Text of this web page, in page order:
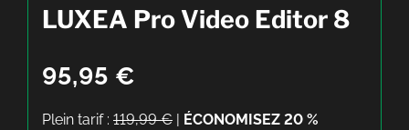
LUXEA Pro Video Editor 8
95,95 €
Plein tarif : 119,99 €| ÉCONOMISEZ 20 %